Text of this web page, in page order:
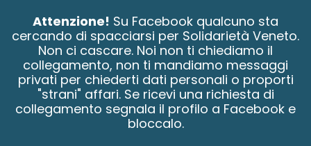
Attenzione! Su Facebook qualcuno sta
cercando di spacciarsi per Solidarietà Veneto.
Non ci cascare. Noi non ti chiediamo il
collegamento, non ti mandiamo messaggi
privati per chiederti dati personali o proporti
"strani" affari. Se ricevi una richiesta di
collegamento segnala il profilo a Facebook e
bloccalo.